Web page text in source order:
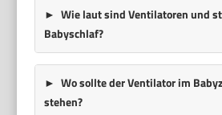
Wie laut sind Ventilatoren und
Babyschlaf?
Wo sollte der Ventilator im
stehen?